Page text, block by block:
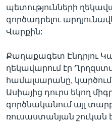
պետությունների
գործադրելու
Վարքին:
Քաղաքագետ Էնդրյու
ղեկավարում էր
համալսարանը,
Ասիայից դուրս եկող
գործնականում այլ
ռուսաստանյան շուկան